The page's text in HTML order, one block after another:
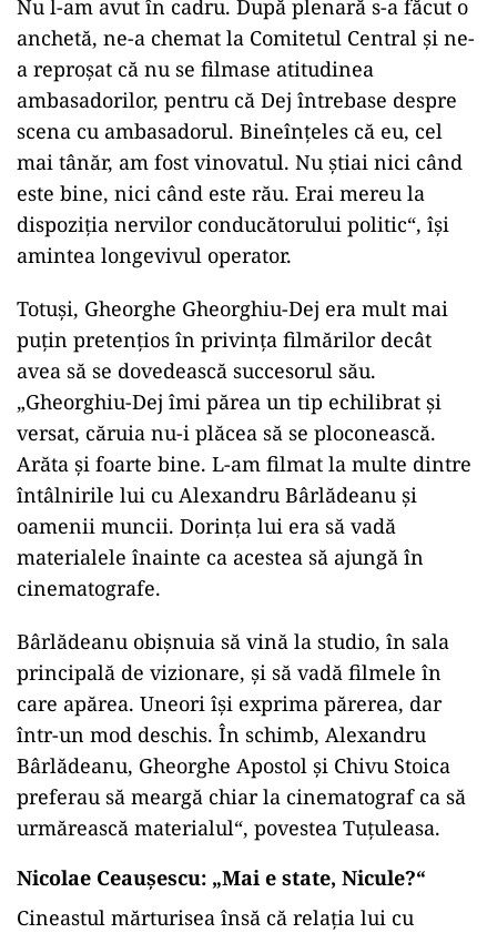
Nu l-am avut în cadru. După plenară s-a făcut o
anchetă, ne-a chemat la Comitetul Central şi ne-
a reproşat că nu se filmase atitudinea
ambasadorilor, pentru că Dej întrebase despre
scena cu ambasadorul. Bineînţeles că eu, cel
mai tânăr, am fost vinovatul. Nu ştiai nici când
este bine, nici când este rău. Erai mereu la
dispoziţia nervilor conducătorului politic“, îşi
amintea longevivul operator.
Totuşi, Gheorghe Gheorghiu-Dej era mult mai
puţin pretenţios în privinţa filmărilor decât
avea să se dovedească succesorul său.
„Gheorghiu-Dej îmi părea un tip echilibrat şi
versat, căruia nu-i plăcea să se ploconească.
Arăta şi foarte bine. L-am filmat la multe dintre
întâlnirile lui cu Alexandru Bârlădeanu şi
oamenii muncii. Dorinţa lui era să vadă
materialele înainte ca acestea să ajungă în
cinematografe.
Bârlădeanu obişnuia să vină la studio, în sala
principală de vizionare, şi să vadă filmele în
care apărea. Uneori îşi exprima părerea, dar
într-un mod deschis. În schimb, Alexandru
Bârlădeanu, Gheorghe Apostol şi Chivu Stoica
preferau să meargă chiar la cinematograf ca să
urmărească materialul“, povestea Tuţuleasa.
Nicolae Ceauşescu: „Mai e state, Nicule?“
Cineastul mărturisea însă că relaţia lui cu